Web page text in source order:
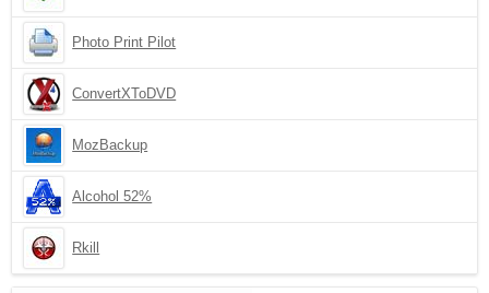
Photo Print Pilot
ConvertXToDVD
MozBackup
Alcohol 52%
Rkill